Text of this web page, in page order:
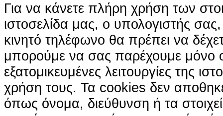
Για να κάνετε πλήρη χρήση των
ιστοσελίδα μας, ο υπολογιστής
κινητό τηλέφωνο θα πρέπει να
μπορούμε να σας παρέχουμε μόνο
εξατομικευμένες λειτουργίες της
χρήση τους. Τα cookies δεν
όπως όνομα, διεύθυνση ή τα